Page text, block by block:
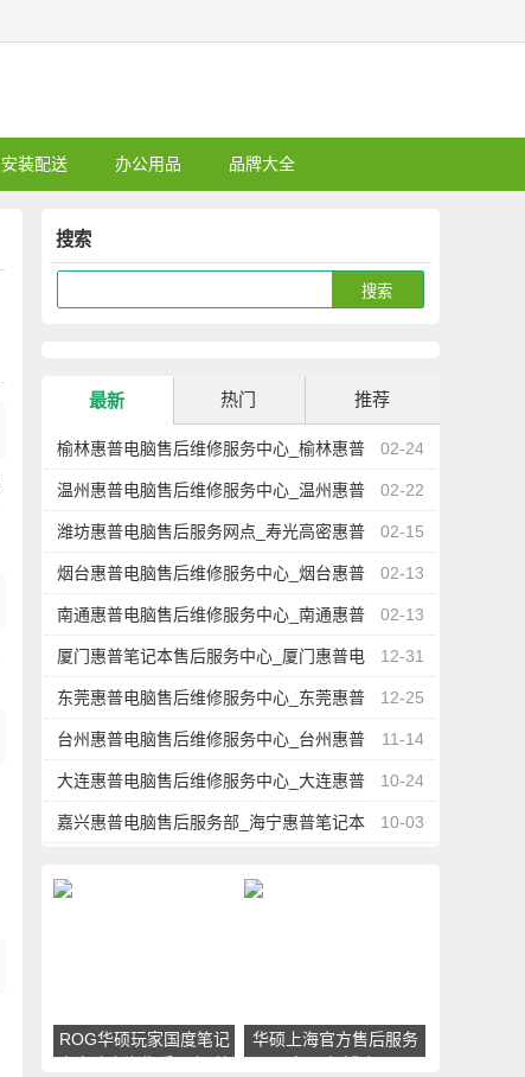
安装配送 办公用品 品牌大全
搜索
最新 热门 推荐
02-24
榆林惠普电脑售后维修服务中心_榆林惠普
笔记本维修点地址 02-22
温州惠普电脑售后维修服务中心_温州惠普
笔记本维修点地址 02-15
潍坊惠普电脑售后服务网点_寿光高密惠普
笔记本维修点地址电话 02-13
烟台惠普电脑售后维修服务中心_烟台惠普
笔记本维修点地址 02-13
南通惠普电脑售后维修服务中心_南通惠普
笔记本维修点地址电话 12-31
厦门惠普笔记本售后服务中心_厦门惠普电
脑维修点地址 12-25
东莞惠普电脑售后维修服务中心_东莞惠普
笔记本维修点地址电话 11-14
台州惠普电脑售后维修服务中心_台州惠普
笔记本维修点地址电话 10-24
大连惠普电脑售后维修服务中心_大连惠普
笔记本维修点地址 10-03
嘉兴惠普电脑售后服务部_海宁惠普笔记本
ROG华硕玩家国度笔记
本电脑上海售后服务(普
华硕上海官方售后服务
中心(杨浦店)